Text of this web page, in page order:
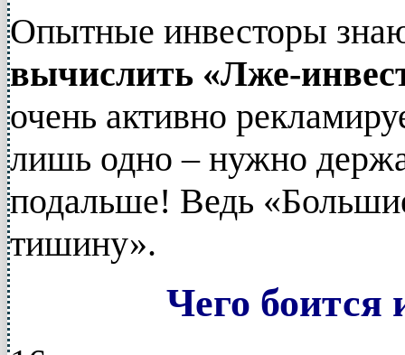
Опытные инвесторы
вычислить «Лже-
очень активно
лишь одно – нужно
подальше! Ведь
тишину».
Чего боится